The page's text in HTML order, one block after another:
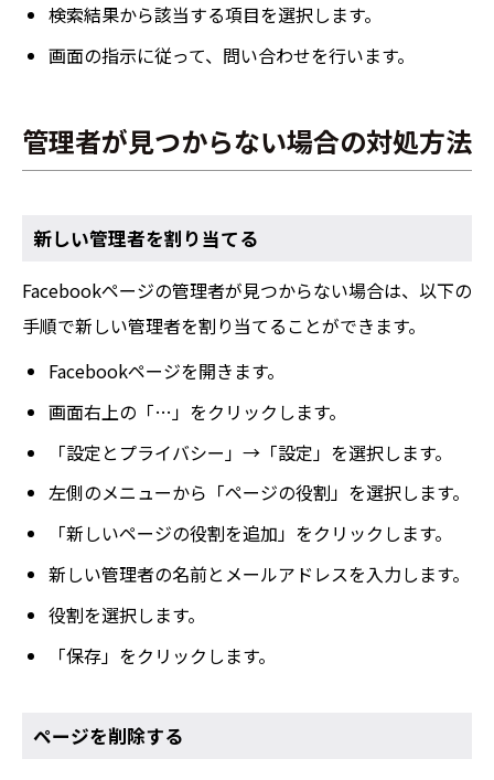
検索結果から該当する項目を選択します。
画面の指示に従って、問い合わせを行います。
管理者が見つからない場合の対処方法
新しい管理者を割り当てる
Facebookページの管理者が見つからない場合は、以下の
手順で新しい管理者を割り当てることができます。
Facebookページを開きます。
画面右上の「…」をクリックします。
「設定とプライバシー」→「設定」を選択します。
左側のメニューから「ページの役割」を選択します。
「新しいページの役割を追加」をクリックします。
新しい管理者の名前とメールアドレスを入力します。
役割を選択します。
「保存」をクリックします。
ページを削除する